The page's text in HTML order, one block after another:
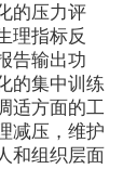
的压力评
理指标反
告输出功
的集中训练
适方面的工
减压，维护
和组织层面